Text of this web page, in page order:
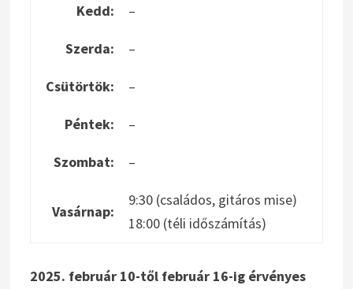
Kedd: –
Szerda: –
Csütörtök: –
Péntek: –
Szombat: –
Vasárnap:
9:30 (családos, gitáros mise)
18:00 (téli időszámítás)
2025. február 10-től február 16-ig érvényes